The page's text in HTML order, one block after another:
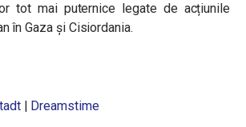
tot mai puternice legate de acțiunile
în Gaza și Cisiordania.
| Dreamstime